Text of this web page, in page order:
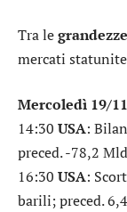
Tra le
mercati
Mercoledì 19/
14:30 USA:
preced. -78,2
16:30 USA:
barili; preced.